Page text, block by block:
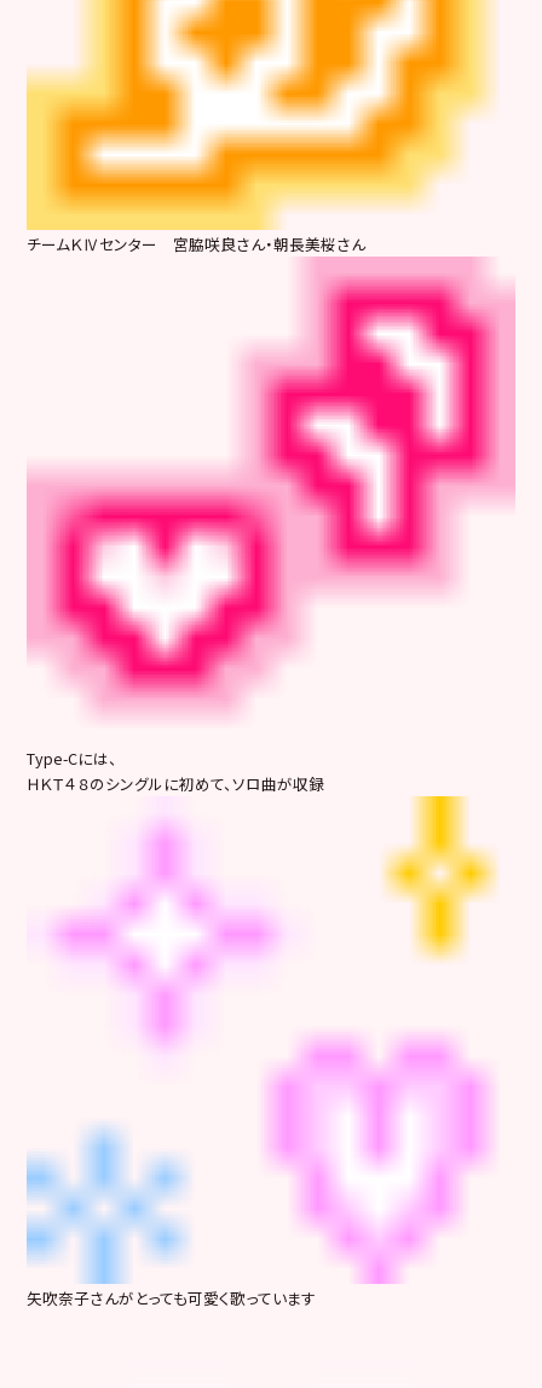
チームＫⅣセンター 宮脇咲良さん・朝長美桜さん
Type-Cには、
ＨＫＴ４８のシングルに初めて、ソロ曲が収録
矢吹奈子さんがとっても可愛く歌っています